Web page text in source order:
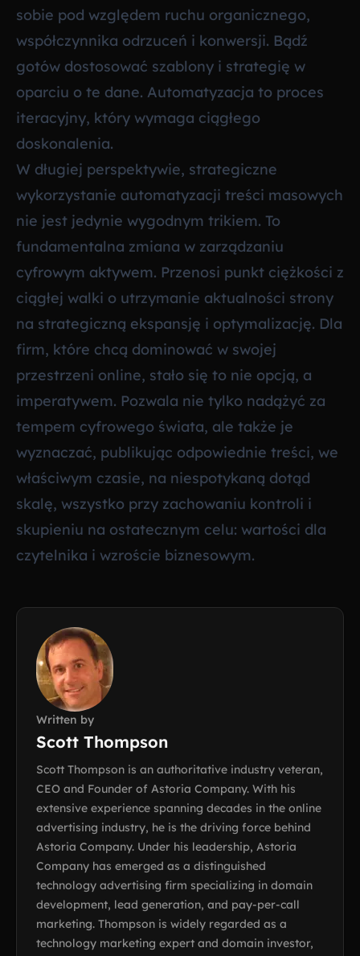
sobie pod względem ruchu organicznego,
współczynnika odrzuceń i konwersji. Bądź
gotów dostosować szablony i strategię w
oparciu o te dane. Automatyzacja to proces
iteracyjny, który wymaga ciągłego
doskonalenia.
W długiej perspektywie, strategiczne
wykorzystanie automatyzacji treści masowych
nie jest jedynie wygodnym trikiem. To
fundamentalna zmiana w zarządzaniu
cyfrowym aktywem. Przenosi punkt ciężkości z
ciągłej walki o utrzymanie aktualności strony
na strategiczną ekspansję i optymalizację. Dla
firm, które chcą dominować w swojej
przestrzeni online, stało się to nie opcją, a
imperatywem. Pozwala nie tylko nadążyć za
tempem cyfrowego świata, ale także je
wyznaczać, publikując odpowiednie treści, we
właściwym czasie, na niespotykaną dotąd
skalę, wszystko przy zachowaniu kontroli i
skupieniu na ostatecznym celu: wartości dla
czytelnika i wzroście biznesowym.
Written by
Scott Thompson
Scott Thompson is an authoritative industry veteran,
CEO and Founder of Astoria Company. With his
extensive experience spanning decades in the online
advertising industry, he is the driving force behind
Astoria Company. Under his leadership, Astoria
Company has emerged as a distinguished
technology advertising firm specializing in domain
development, lead generation, and pay-per-call
marketing. Thompson is widely regarded as a
technology marketing expert and domain investor,